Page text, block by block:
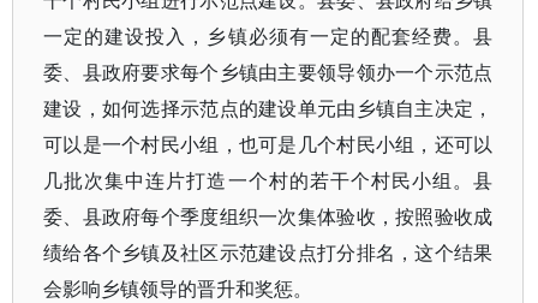
一定的建设投入，乡镇必须有一定的配套经费。县
委、县政府要求每个乡镇由主要领导领办一个示范点
建设，如何选择示范点的建设单元由乡镇自主决定，
可以是一个村民小组，也可是几个村民小组，还可以
几批次集中连片打造一个村的若干个村民小组。县
委、县政府每个季度组织一次集体验收，按照验收成
绩给各个乡镇及社区示范建设点打分排名，这个结果
会影响乡镇领导的晋升和奖惩。